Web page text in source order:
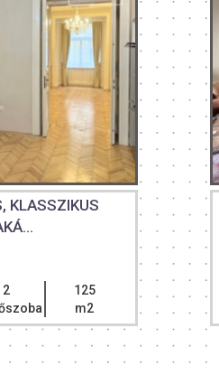
KLASSZIKUS
2
125
m2